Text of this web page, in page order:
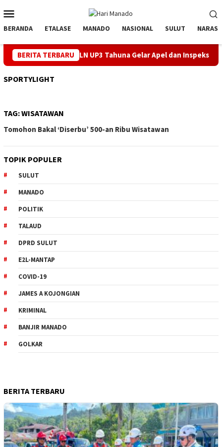
ke
kontenMobile
BERANDA ETALASE MANADO NASIONAL SULUT NARASI
BERITA TERBARU
HUT ke-81 RI, PLN UP3 Tahuna Gelar Apel dan Inspeksi
SPORTYLIGHT
TAG:WISATAWAN
Tomohon Bakal ‘Diserbu’ 500-an Ribu Wisatawan
TOPIK POPULER
SULUT
MANADO
POLITIK
TALAUD
DPRD SULUT
E2L-MANTAP
COVID-19
JAMES A KOJONGIAN
KRIMINAL
BANJIR MANADO
GOLKAR
BERITA TERBARU